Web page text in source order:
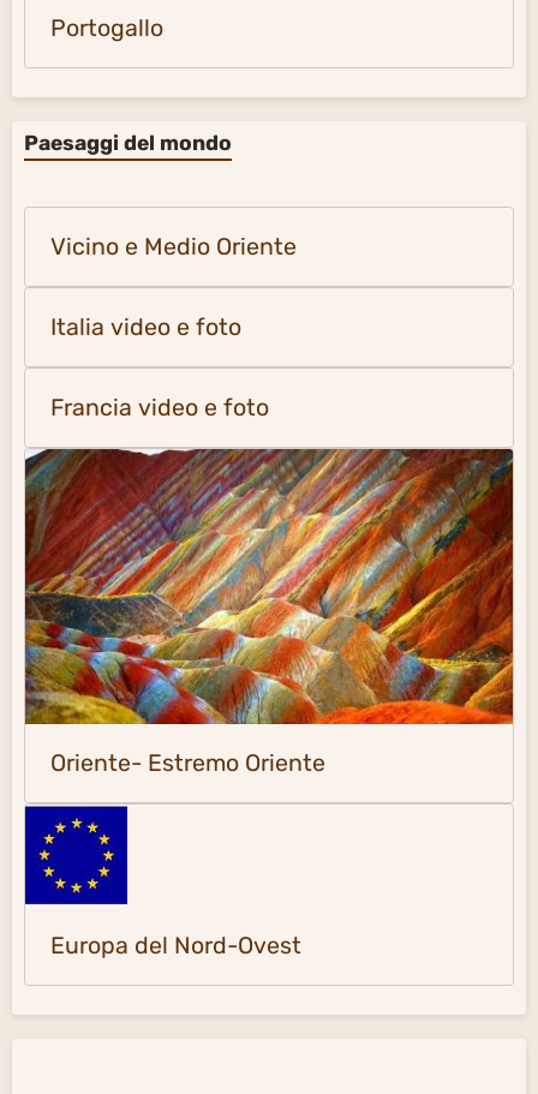
Portogallo
Paesaggi del mondo
Vicino e Medio Oriente
Italia video e foto
Francia video e foto
Oriente- Estremo Oriente
Europa del Nord-Ovest